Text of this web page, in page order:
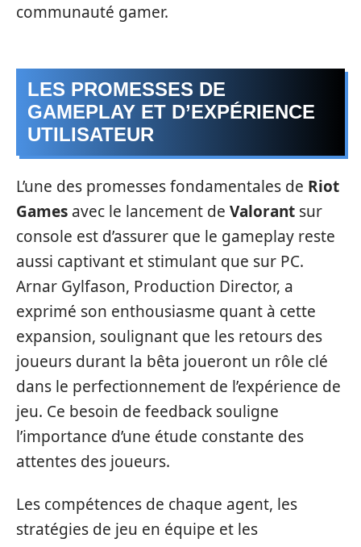
communauté gamer.
LES PROMESSES DE
GAMEPLAY ET D’EXPÉRIENCE
UTILISATEUR
L’une des promesses fondamentales de Riot
Games avec le lancement de Valorant sur
console est d’assurer que le gameplay reste
aussi captivant et stimulant que sur PC.
Arnar Gylfason, Production Director, a
exprimé son enthousiasme quant à cette
expansion, soulignant que les retours des
joueurs durant la bêta joueront un rôle clé
dans le perfectionnement de l’expérience de
jeu. Ce besoin de feedback souligne
l’importance d’une étude constante des
attentes des joueurs.
Les compétences de chaque agent, les
stratégies de jeu en équipe et les